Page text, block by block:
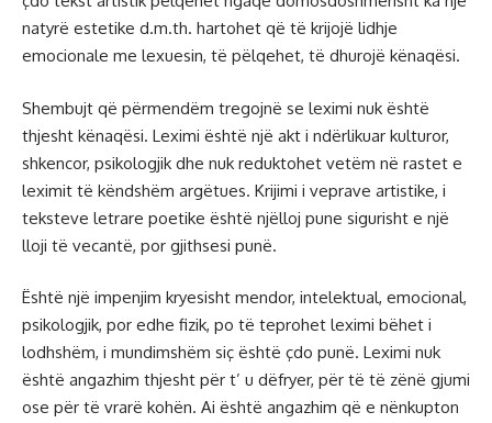
natyrë estetike d.m.th. hartohet që të krijojë lidhje
emocionale me lexuesin, të pëlqehet, të dhurojë kënaqësi.
Shembujt që përmendëm tregojnë se leximi nuk është
thjesht kënaqësi. Leximi është një akt i ndërlikuar kulturor,
shkencor, psikologjik dhe nuk reduktohet vetëm në rastet e
leximit të këndshëm argëtues. Krijimi i veprave artistike, i
teksteve letrare poetike është njëlloj pune sigurisht e një
lloji të vecantë, por gjithsesi punë.
Është një impenjim kryesisht mendor, intelektual, emocional,
psikologjik, por edhe fizik, po të teprohet leximi bëhet i
lodhshëm, i mundimshëm siç është çdo punë. Leximi nuk
është angazhim thjesht për t’ u dëfryer, për të të zënë gjumi
ose për të vrarë kohën. Ai është angazhim që e nënkupton